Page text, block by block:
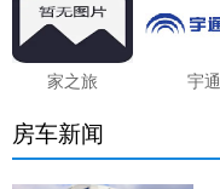
家之旅 宇通
房车新闻